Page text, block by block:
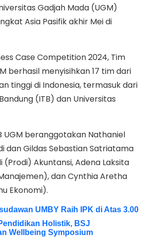
Gadjah Mada (UGM)
Asia Pasifik akhir Mei di
Case Competition 2024, Tim
berhasil menyisihkan 17 tim dari
tinggi di Indonesia, termasuk dari
(ITB) dan Universitas
UGM beranggotakan Nathaniel
dan Gildas Sebastian Satriatama
(Prodi) Akuntansi, Adena Laksita
dan Cynthia Aretha
Ekonomi).
UMBY Raih IPK di Atas 3.00
Holistik, BSJ
Wellbeing Symposium